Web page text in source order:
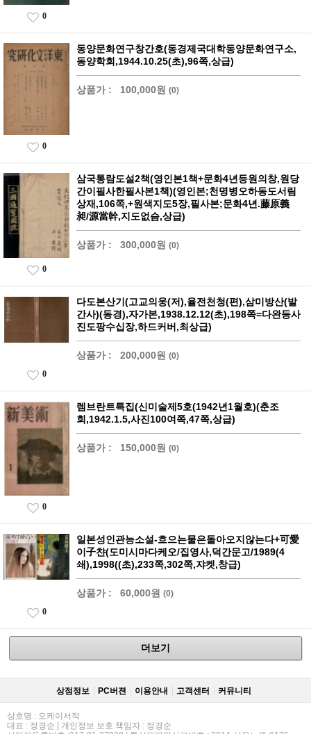
0
동양문화연구창간호(동경제국대학동양문화연구소,
동양학회,1944.10.25(초),96쪽,상급)
상품가 : 100,000원 (0)
0
삼국통람도설2책(영인본1책+문화4년등원의창,원당
간이필사한필사본1책)(영인본;천명병오하동도서림
상재,106쪽,+원색지도5장,필사본;문화4년.藤原義
昶/源當幹,지도없슴,상급)
상품가 : 300,000원 (0)
0
다도본산기(고교의웅(저),율전천청(편),삼미방산(발
간사)(동경),자가본,1938.12.12(초),198쪽=다완등사
진도팡수십장,하드커버,최상급)
상품가 : 200,000원 (0)
0
렘브란트특집(신미술제5호(1942년1월호)(춘조
회,1942.1.5,사진100여쪽,47쪽,상급)
상품가 : 150,000원 (0)
0
일본성인관능소설-흐으는물은돌아오지않는다+可愛
이子챤(도미시마다케오/집영사,덕간문고/1989(4
쇄),1998((초),233쪽,302쪽,쟈켓,창급)
상품가 : 60,000원 (0)
0
더보기
상점정보 PC버젼 이용안내 고객센터 커뮤니티
상호명 : 오케이서적
대표 : 정경순 | 개인정보 보호 책임자 : 정경순